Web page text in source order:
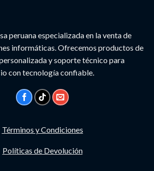
peruana especializada en la venta de
informáticas. Ofrecemos productos de
y soporte técnico para
con tecnología confiable.
Términos y Condiciones
Políticas de Devolución